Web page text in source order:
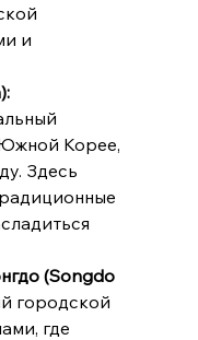
и
Корее,
Здесь
(Songdo
городской
где